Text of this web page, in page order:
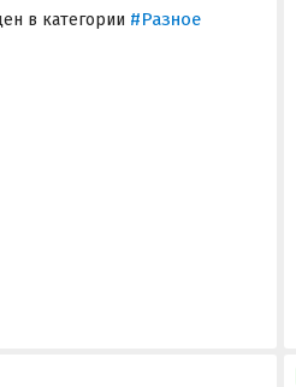
в категории #Разное